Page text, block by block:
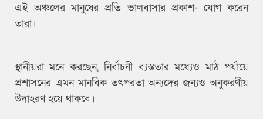
এই অঞ্চলের মানুষের প্রতি ভালবাসার প্রকাশ- যোগ করেন
তারা।
স্থানীয়রা মনে করছেন, নির্বাচনী ব্যস্ততার মধ্যেও মাঠ পর্যায়ে
প্রশাসনের এমন মানবিক তৎপরতা অন্যদের জন্যও অনুকরণীয়
উদাহরণ হয়ে থাকবে।